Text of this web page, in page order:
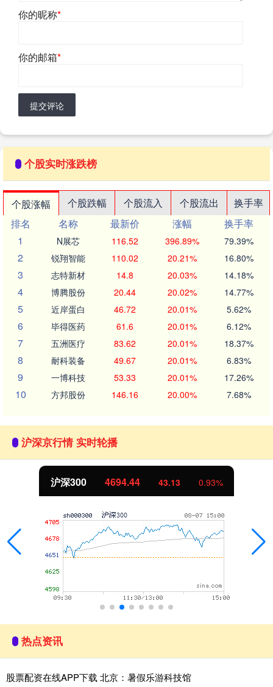
你的昵称*
你的邮箱*
提交评论
个股实时涨跌榜
个股涨幅 个股跌幅 个股流入 个股流出
换手率
排名
名称 最新价 涨幅
换手率
1
N展芯 116.52 396.89% 79.39%
2 锐翔智能 110.02 20.21% 16.80%
3 志特新材 14.8 20.03% 14.18%
4 博腾股份 20.44 20.02% 14.77%
5 近岸蛋白 46.72 20.01% 5.62%
6 毕得医药 61.6 20.01% 6.12%
7 五洲医疗 83.62 20.01% 18.37%
8 耐科装备 49.67 20.01% 6.83%
9 一博科技 53.33 20.01% 17.26%
10 方邦股份 146.16 20.00% 7.68%
沪深京行情 实时轮播
沪深300 4694.44 43.13 0.93%
热点资讯
股票配资在线APP下载 北京：暑假乐游科技馆